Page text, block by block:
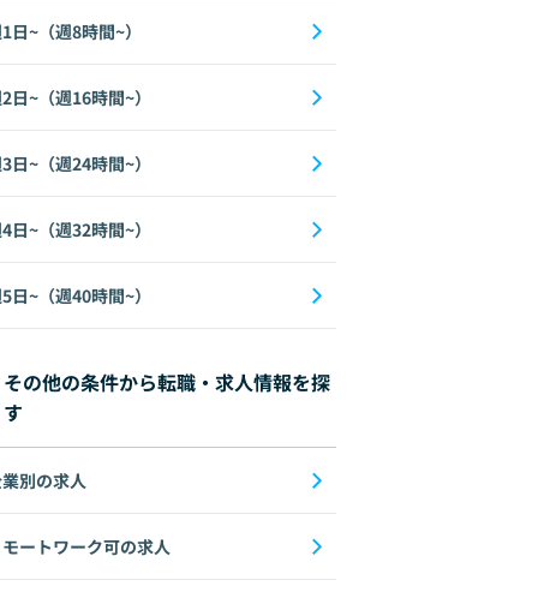
日~（週8時間~）
日~（週16時間~）
日~（週24時間~）
日~（週32時間~）
日~（週40時間~）
その他の条件から転職・求人情報を探
す
別の求人
モートワーク可の求人